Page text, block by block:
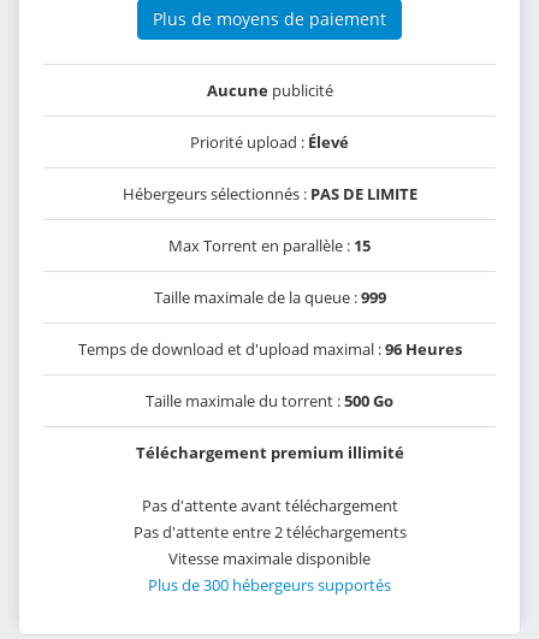
Plus de moyens de paiement
Aucunepublicité
Priorité upload : Élevé
Hébergeurs sélectionnés : PAS DE LIMITE
Max Torrent en parallèle : 15
Taille maximale de la queue :999
Temps de download et d'upload maximal :96 Heures
Taille maximale du torrent :500 Go
Téléchargement premium illimité
Pas d'attente avant téléchargement
Pas d'attente entre 2 téléchargements
Vitesse maximale disponible
Plus de 300 hébergeurs supportés